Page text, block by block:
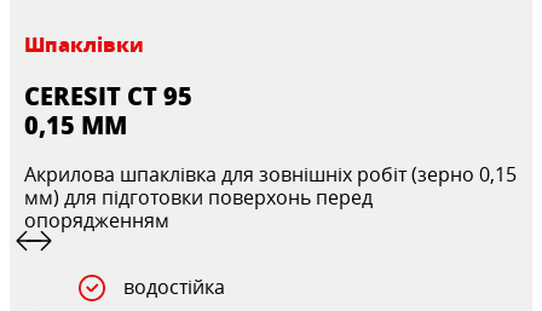
Шпаклівки
CERESIT CT 95
0,15 ММ
Акрилова шпаклівка для зовнішніх робіт (зерно 0,15
мм) для підготовки поверхонь перед
опорядженням
водостійка